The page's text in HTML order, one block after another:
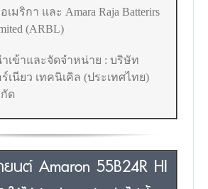
เมริกา และ Amara Raja Batterirs
(ARBL)
เข้าและจัดจำหน่าย : บริษัท
เนียว เทคนิเคิล (ประเทศไทย)
ด
นต์ Amaron 55B24R HI